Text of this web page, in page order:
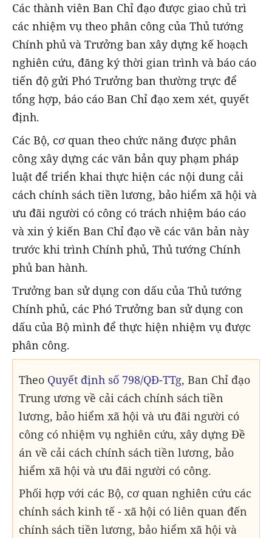
Các thành viên Ban Chỉ đạo được giao chủ trì
các nhiệm vụ theo phân công của Thủ tướng
Chính phủ và Trưởng ban xây dựng kế hoạch
nghiên cứu, đăng ký thời gian trình và báo cáo
tiến độ gửi Phó Trưởng ban thường trực để
tổng hợp, báo cáo Ban Chỉ đạo xem xét, quyết
định.
Các Bộ, cơ quan theo chức năng được phân
công xây dựng các văn bản quy phạm pháp
luật để triển khai thực hiện các nội dung cải
cách chính sách tiền lương, bảo hiểm xã hội và
ưu đãi người có công có trách nhiệm báo cáo
và xin ý kiến Ban Chỉ đạo về các văn bản này
trước khi trình Chính phủ, Thủ tướng Chính
phủ ban hành.
Trưởng ban sử dụng con dấu của Thủ tướng
Chính phủ, các Phó Trưởng ban sử dụng con
dấu của Bộ mình để thực hiện nhiệm vụ được
phân công.
Theo Quyết định số 798/QĐ-TTg, Ban Chỉ đạo
Trung ương về cải cách chính sách tiền
lương, bảo hiểm xã hội và ưu đãi người có
công có nhiệm vụ nghiên cứu, xây dựng Đề
án về cải cách chính sách tiền lương, bảo
hiểm xã hội và ưu đãi người có công.
Phối hợp với các Bộ, cơ quan nghiên cứu các
chính sách kinh tế - xã hội có liên quan đến
chính sách tiền lương, bảo hiểm xã hội và